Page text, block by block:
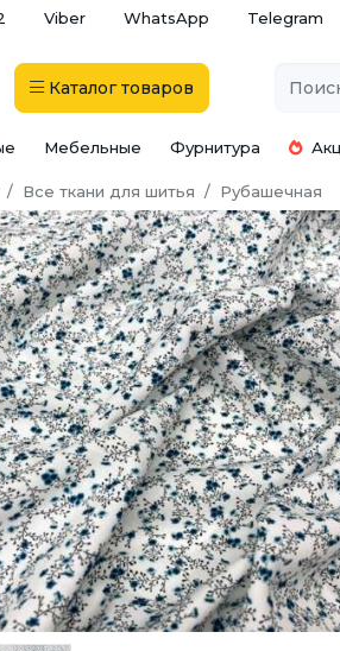
Viber WhatsApp Telegram
Каталог товаров
Мебельные Фурнитура
Все ткани для шитья Рубашечная